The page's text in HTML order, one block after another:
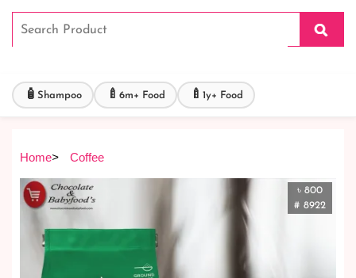
🧴 Shampoo 🍼 6m+ Food 🍼 1y+ Food
Home> Coffee
৳ 800
# 8922